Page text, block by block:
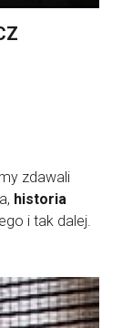
zdawali
historia
i tak dalej.